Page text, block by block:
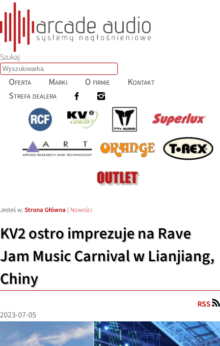
Szukaj
Oferta Marki O firmie
Kontakt
Strefa dealera
Jesteś w: Strona Główna | Nowości
KV2 ostro imprezuje na Rave
Jam Music Carnival w Lianjiang,
Chiny
RSS
2023-07-05